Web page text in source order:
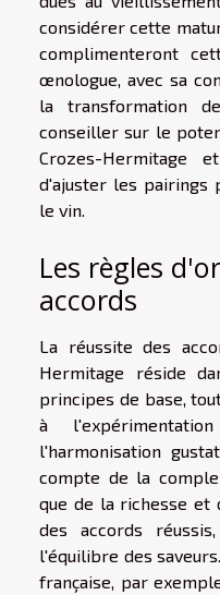
considérer cette
complimenteront
œnologue, avec sa
la transformation
conseiller sur le
Crozes-Hermitage
d'ajuster les pairings
le vin.
Les règles
accords
La réussite des
Hermitage réside
principes de base,
à
l'harmonisation
compte de la
que de la richesse et
des accords
l'équilibre des
française, par